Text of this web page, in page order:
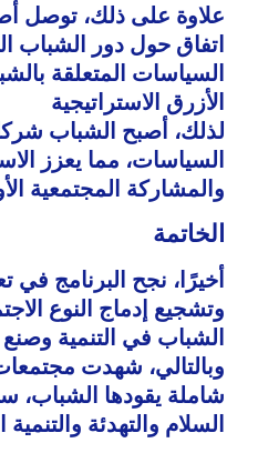
علاوة على ذلك، توصل
اتفاق حول دور الشباب
السياسات المتعلقة
الأزرق الاستراتيجية
لذلك، أصبح الشباب
السياسات، مما يعزز
والمشاركة المجتمعية
الخاتمة
أخيرًا، نجح البرنامج في
وتشجيع إدماج النوع
الشباب في التنمية
وبالتالي، شهدت
شاملة يقودها الشباب،
السلام والتهدئة